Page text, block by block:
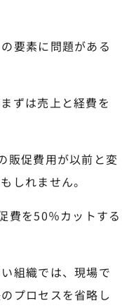
要素に問題がある
ずは売上と経費を
販促費用が以前と変
しれません。
費を50％カットする
組織では、現場で
プロセスを省略し